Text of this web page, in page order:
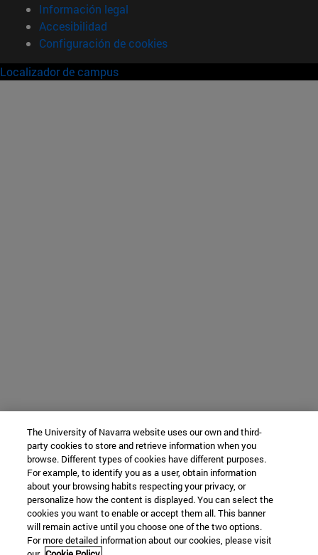
Información legal
Accesibilidad
Configuración de cookies
Localizador de campus
The University of Navarra website uses our own and third-
party cookies to store and retrieve information when you
browse. Different types of cookies have different purposes.
For example, to identify you as a user, obtain information
about your browsing habits respecting your privacy, or
personalize how the content is displayed. You can select the
cookies you want to enable or accept them all. This banner
will remain active until you choose one of the two options.
For more detailed information about our cookies, please visit